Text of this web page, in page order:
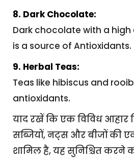
8. Dark Chocolate:
Dark chocolate with a
is a source of Antioxidants.
9. Herbal Teas:
Teas like hibiscus and
antioxidants.
याद रखें कि एक विविध
सब्जियों, नट्स और बीजों की
शामिल है, यह सुनिश्चित करने